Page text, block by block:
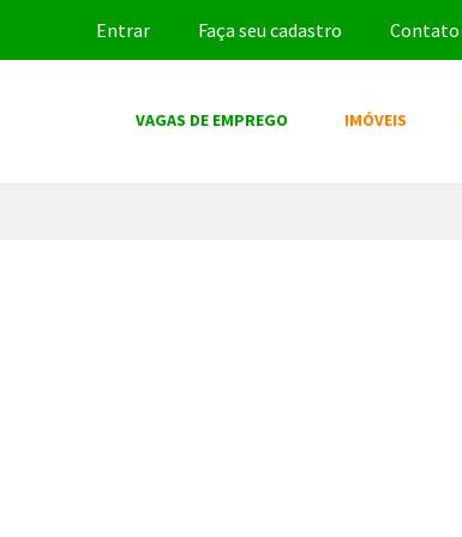
Entrar Faça seu cadastro Contato
VAGAS DE EMPREGO IMÓVEIS